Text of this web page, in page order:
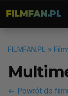
FILMFAN.PL
FILMFAN.PL »
← Powrót do